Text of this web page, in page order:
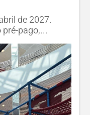
de 2027.
pré-pago,...